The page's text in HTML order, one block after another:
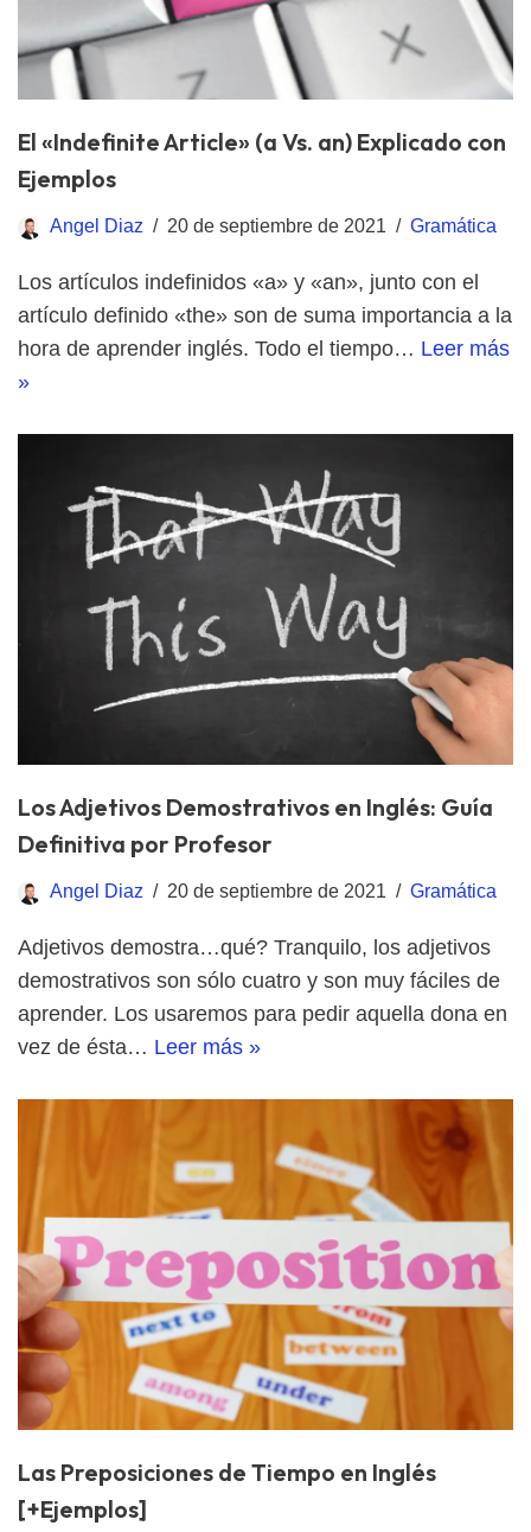
El «Indefinite Article» (a Vs. an) Explicado con
Ejemplos
Angel Diaz 20 de septiembre de 2021 Gramática
Los artículos indefinidos «a» y «an», junto con el
artículo definido «the» son de suma importancia a la
hora de aprender inglés. Todo el tiempo… Leer más
»
Los Adjetivos Demostrativos en Inglés: Guía
Definitiva por Profesor
Angel Diaz 20 de septiembre de 2021 Gramática
Adjetivos demostra…qué? Tranquilo, los adjetivos
demostrativos son sólo cuatro y son muy fáciles de
aprender. Los usaremos para pedir aquella dona en
vez de ésta… Leer más »
Las Preposiciones de Tiempo en Inglés
[+Ejemplos]